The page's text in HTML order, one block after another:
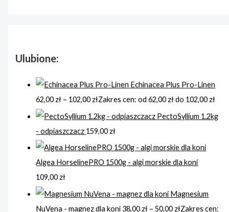
Ulubione:
Echinacea Plus Pro-Linen
62,00 zł – 102,00 złZakres cen: od 62,00 zł do 102,00 zł
PectoSyllium 1.2kg
- odpiaszczacz 159,00 zł
Algea HorselinePRO 1500g - algi morskie dla koni
109,00 zł
Magnesium
NuVena - magnez dla koni 38,00 zł – 50,00 złZakres cen: